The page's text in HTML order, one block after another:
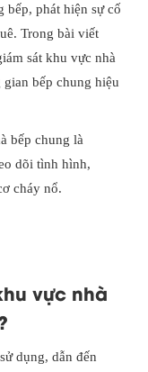
bếp, phát hiện sự cố
Trong bài viết
sát khu vực nhà
bếp chung hiệu
bếp chung là
dõi tình hình,
cháy nổ.
vực nhà
dụng, dẫn đến